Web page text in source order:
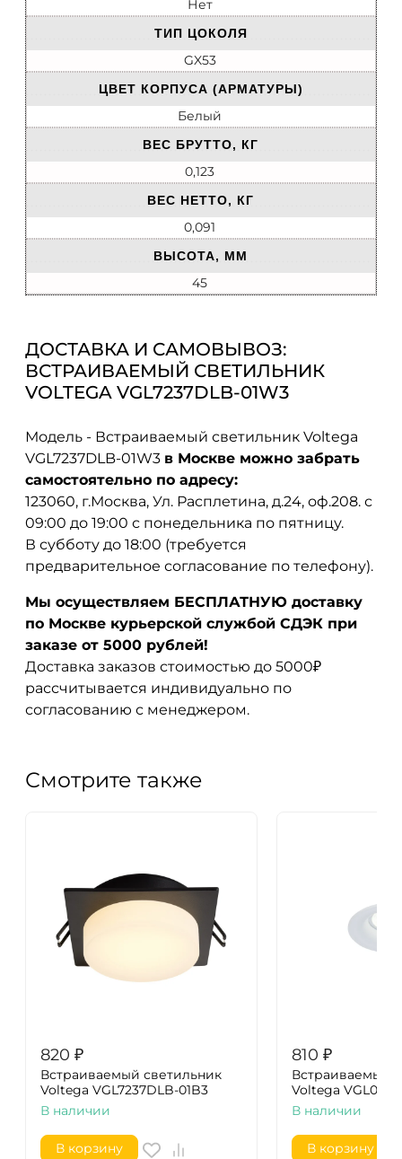
Нет
ТИП ЦОКОЛЯ
GX53
ЦВЕТ КОРПУСА (АРМАТУРЫ)
Белый
ВЕС БРУТТО, КГ
0,123
ВЕС НЕТТО, КГ
0,091
ВЫСОТА, ММ
45
ДОСТАВКА И САМОВЫВОЗ:
ВСТРАИВАЕМЫЙ СВЕТИЛЬНИК
VOLTEGA VGL7237DLB-01W3
Модель - Встраиваемый светильник Voltega
VGL7237DLB-01W3 в Москве можно забрать
самостоятельно по адресу:
123060, г.Москва, Ул. Расплетина, д.24, оф.208. с
09:00 до 19:00 с понедельника по пятницу.
В субботу до 18:00 (требуется
предварительное согласование по телефону).
Мы осуществляем БЕСПЛАТНУЮ доставку
по Москве курьерской службой СДЭК при
заказе от 5000 рублей!
Доставка заказов стоимостью до 5000₽
рассчитывается индивидуально по
согласованию с менеджером.
Смотрите также
820 ₽
Встраиваемый светильник
Voltega VGL7237DLB-01B3
В наличии
В корзину
810 ₽
Встраиваемый
Voltega VGL027-
В наличии
В корзину